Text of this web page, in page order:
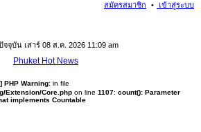
เข้าสู่ระบบ
สมัครสมาชิก
จจุบัน เสาร์ 08 ส.ค. 2026 11:09 am
Phuket Hot News
PHP Warning: in file
Extension/Core.php on line 1107: count(): Parameter
implements Countable